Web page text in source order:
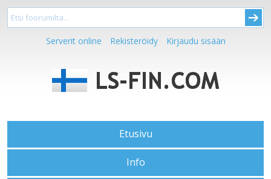
Serverit online Rekisteröidy Kirjaudu sisään
Etusivu
Info